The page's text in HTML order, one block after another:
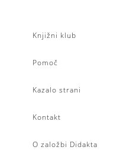
Knjižni klub
Pomoč
Kazalo strani
Kontakt
O založbi Didakta